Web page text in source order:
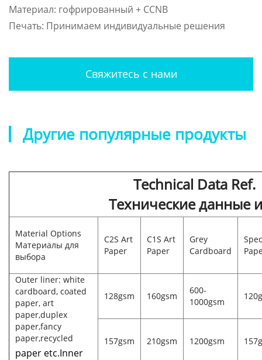
Материал: гофрированный + CCNB
Печать: Принимаем индивидуальные решения
Свяжитесь с нами
Другие популярные продукты
Technical Data Ref.
Технические данные
Material Options
Материалы для
выбора
C2S Art
Paper
C1S Art
Paper
Grey
Cardboard
Outer liner: white
cardboard, coated
paper, art
paper,duplex
paper,fancy
paper,recycled
paper etc.Inner
128gsm 160gsm
600-
1000gsm
157gsm 210gsm 1200gsm